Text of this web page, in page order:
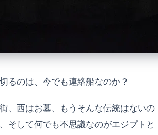
るのは、今でも連絡船なのか？
、西はお墓、もうそんな伝統はないの
そして何でも不思議なのがエジプトと